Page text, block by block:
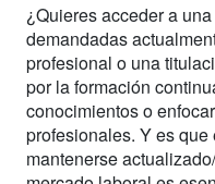
¿Quieres acceder a
demandadas
profesional o una
por la formación
conocimientos o
profesionales. Y es
mantenerse